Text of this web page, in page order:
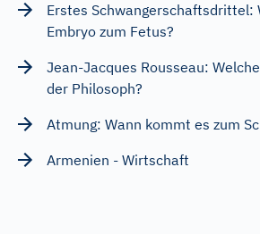
Erstes Schwangerschaftsdrittel:
Embryo zum Fetus?
Jean-Jacques Rousseau:
der Philosoph?
Atmung: Wann kommt es zum
Armenien - Wirtschaft